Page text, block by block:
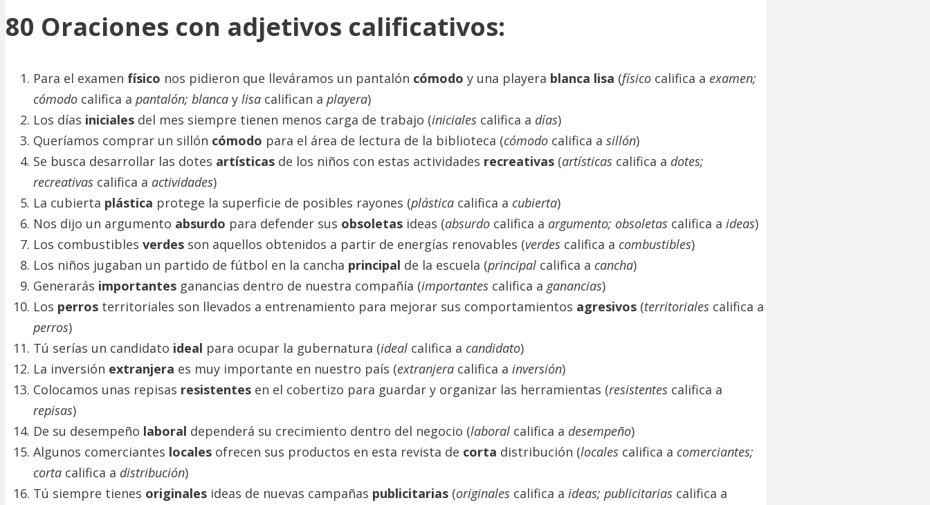
80 Oraciones con adjetivos calificativos:
Para el examen físico nos pidieron que lleváramos un pantalón cómodo y una playera blanca lisa (físico califica a examen;
cómodo califica a pantalón; blanca y lisa califican a playera)
Los días iniciales del mes siempre tienen menos carga de trabajo (iniciales califica a días)
Queríamos comprar un sillón cómodo para el área de lectura de la biblioteca (cómodo califica a sillón)
Se busca desarrollar las dotes artísticas de los niños con estas actividades recreativas (artísticas califica a dotes;
recreativas califica a actividades)
La cubierta plástica protege la superficie de posibles rayones (plástica califica a cubierta)
Nos dijo un argumento absurdo para defender sus obsoletas ideas (absurdo califica a argumento; obsoletas califica a ideas)
Los combustibles verdes son aquellos obtenidos a partir de energías renovables (verdes califica a combustibles)
Los niños jugaban un partido de fútbol en la cancha principal de la escuela (principal califica a cancha)
Generarás importantes ganancias dentro de nuestra compañía (importantes califica a ganancias)
Los perros territoriales son llevados a entrenamiento para mejorar sus comportamientos agresivos (territoriales califica a
perros)
Tú serías un candidato ideal para ocupar la gubernatura (ideal califica a candidato)
La inversión extranjera es muy importante en nuestro país (extranjera califica a inversión)
Colocamos unas repisas resistentes en el cobertizo para guardar y organizar las herramientas (resistentes califica a
repisas)
De su desempeño laboral dependerá su crecimiento dentro del negocio (laboral califica a desempeño)
Algunos comerciantes locales ofrecen sus productos en esta revista de corta distribución (locales califica a comerciantes;
corta califica a distribución)
Tú siempre tienes originales ideas de nuevas campañas publicitarias (originales califica a ideas; publicitarias califica a